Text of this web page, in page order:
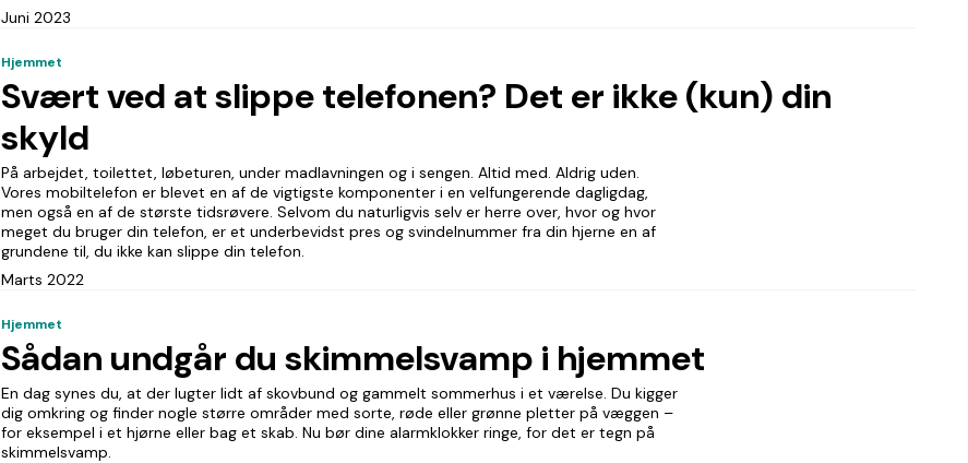
Juni 2023
Hjemmet
Svært ved at slippe telefonen? Det er ikke (kun) din
skyld
På arbejdet, toilettet, løbeturen, under madlavningen og i sengen. Altid med. Aldrig uden.
Vores mobiltelefon er blevet en af de vigtigste komponenter i en velfungerende dagligdag,
men også en af de største tidsrøvere. Selvom du naturligvis selv er herre over, hvor og hvor
meget du bruger din telefon, er et underbevidst pres og svindelnummer fra din hjerne en af
grundene til, du ikke kan slippe din telefon.
Marts 2022
Hjemmet
Sådan undgår du skimmelsvamp i hjemmet
En dag synes du, at der lugter lidt af skovbund og gammelt sommerhus i et værelse. Du kigger
dig omkring og finder nogle større områder med sorte, røde eller grønne pletter på væggen –
for eksempel i et hjørne eller bag et skab. Nu bør dine alarmklokker ringe, for det er tegn på
skimmelsvamp.